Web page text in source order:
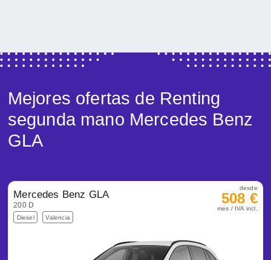
Mejores ofertas de Renting
segunda mano Mercedes Benz
GLA
Mercedes Benz GLA
200 D
Diesel Valencia
desde
508 €
mes / IVA incl.